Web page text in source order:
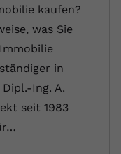
kaufen?
was Sie
in
Ing. A.
seit 1983